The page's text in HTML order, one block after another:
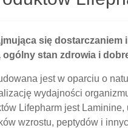
się
ogólny stan zdrowia i
jest w oparciu o
wydajności
Lifepharm jest
wzrostu, peptydów i